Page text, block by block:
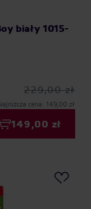
biały 1015-
229,00 zł
cena: 149,00 zł
149,00 zł